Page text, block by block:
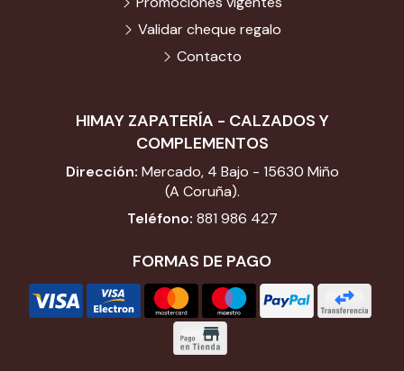
HIMAY ZAPATERÍA - CALZADOS Y
COMPLEMENTOS
Dirección: Mercado, 4 Bajo - 15630 Miño
(A Coruña).
Teléfono: 881 986 427
FORMAS DE PAGO
Validar cheque regalo
Contacto